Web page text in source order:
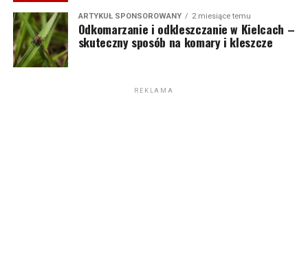
ARTYKUŁ SPONSOROWANY 2 miesiące temu
Odkomarzanie i odkleszczanie w Kielcach –
skuteczny sposób na komary i kleszcze
REKLAMA